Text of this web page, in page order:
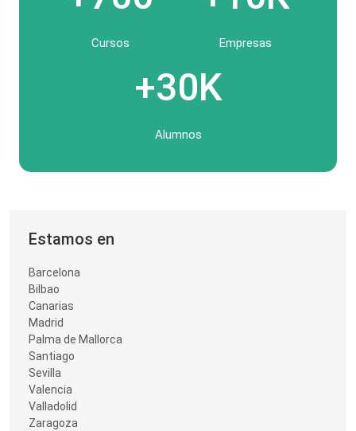
Cursos Empresas
+30K
Alumnos
Estamos en
Barcelona
Bilbao
Canarias
Madrid
Palma de Mallorca
Santiago
Sevilla
Valencia
Valladolid
Zaragoza